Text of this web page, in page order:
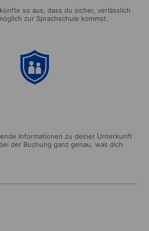
so aus, dass du sicher, verlässlich
zur Sprachschule kommst.
Informationen zu deiner Unterkunft
der Buchung ganz genau, was dich